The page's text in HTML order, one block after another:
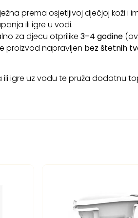
prema osjetljivoj dječjoj koži i
ili igre u vodi.
za djecu otprilike 3–4 godine
proizvod napravljen bez štetnih
ili igre uz vodu te pruža dodatnu